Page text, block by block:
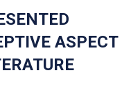
ASPECT